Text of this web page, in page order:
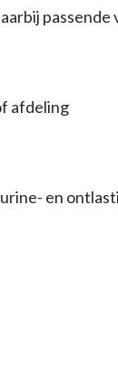
afdeling
en